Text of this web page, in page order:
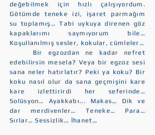
değebilmek için hızlı çalışıyordum.
Götümde teneke izi, işaret parmağım
su toplamış… Tabi uykuya direnen göz
kapaklarımı saymıyorum bile…
Koşullanılmış sesler, kokular, cümleler…
Bir egzozdan ne kadar nefret
edebilirsin mesela? Veya bir egzoz sesi
sana neler hatırlatır? Peki ya koku? Bir
koku nasıl olur da sana geçmişini kare
kare izlettirirdi her seferinde…
Solüsyon… Ayakkabı... Makas… Dik ve
dar merdivenler… Teneke… Para…
Sırlar… Sessizlik… İhanet…